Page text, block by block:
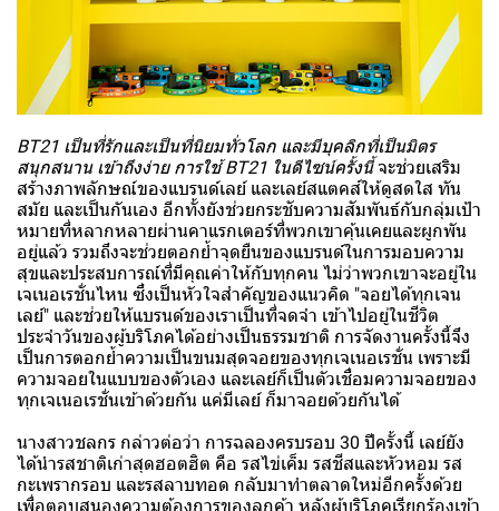
BT21 เป็นที่รักและเป็นที่นิยมทั่วโลก และมีบุคลิกที่เป็นมิตร
สนุกสนาน เข้าถึงง่าย การใช้ BT21 ในดีไซน์ครั้งนี้จะช่วยเสริม
สร้างภาพลักษณ์ของแบรนด์เลย์ และเลย์สแตคส์ให้ดูสดใส ทัน
สมัย และเป็นกันเอง อีกทั้งยังช่วยกระชับความสัมพันธ์กับกลุ่มเป้า
หมายที่หลากหลายผ่านคาแรกเตอร์ที่พวกเขาคุ้นเคยและผูกพัน
อยู่แล้ว รวมถึงจะช่วยตอกย้ำจุดยืนของแบรนด์ในการมอบความ
สุขและประสบการณ์ที่มีคุณค่าให้กับทุกคน ไม่ว่าพวกเขาจะอยู่ใน
เจเนอเรชั่นไหน ซึ่งเป็นหัวใจสำคัญของแนวคิด "จอยได้ทุกเจน
เลย์" และช่วยให้แบรนด์ของเราเป็นที่จดจำ เข้าไปอยู่ในชีวิต
ประจำวันของผู้บริโภคได้อย่างเป็นธรรมชาติ การจัดงานครั้งนี้จึง
เป็นการตอกย้ำความเป็นขนมสุดจอยของทุกเจเนอเรชั่น เพราะมี
ความจอยในแบบของตัวเอง และเลย์ก็เป็นตัวเชื่อมความจอยของ
ทุกเจเนอเรชั่นเข้าด้วยกัน แค่มีเลย์ ก็มาจอยด้วยกันได้
นางสาวชลกร กล่าวต่อว่า การฉลองครบรอบ 30 ปีครั้งนี้ เลย์ยัง
ได้นำรสชาติเก่าสุดฮอตฮิต คือ รสไข่เค็ม รสชีสและหัวหอม รส
กะเพรากรอบ และรสลาบทอด กลับมาทำตลาดใหม่อีกครั้งด้วย
เพื่อตอบสนองความต้องการของลูกค้า หลังผู้บริโภคเรียกร้องเข้า